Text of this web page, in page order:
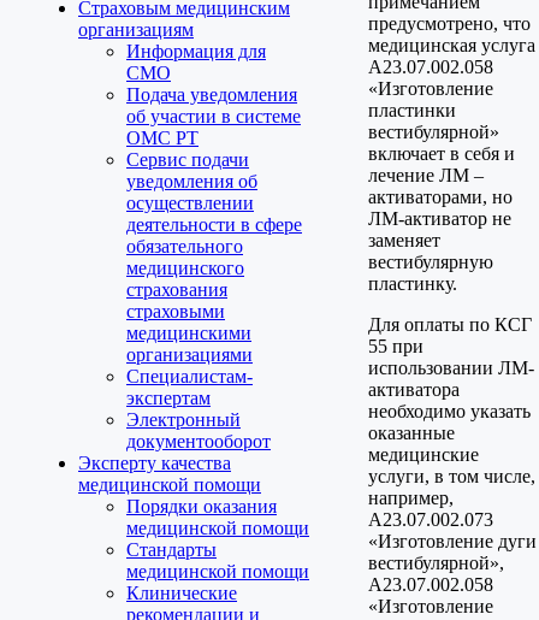
Страховым медицинским
организациям
Информация для
СМО
Подача уведомления
об участии в системе
ОМС РТ
Сервис подачи
уведомления об
осуществлении
деятельности в сфере
обязательного
медицинского
страхования
страховыми
медицинскими
организациями
Специалистам-
экспертам
Электронный
документооборот
Эксперту качества
медицинской помощи
Порядки оказания
медицинской помощи
Стандарты
медицинской помощи
Клинические
рекомендации и
предусмотрено, что
медицинская услуга
A23.07.002.058
«Изготовление
пластинки
вестибулярной»
включает в себя и
лечение ЛМ –
активаторами, но
ЛМ-активатор не
заменяет
вестибулярную
пластинку.
Для оплаты по КСГ
55 при
использовании ЛМ-
активатора
необходимо указать
оказанные
медицинские
услуги, в том числе,
например,
A23.07.002.073
«Изготовление дуги
вестибулярной»,
A23.07.002.058
«Изготовление